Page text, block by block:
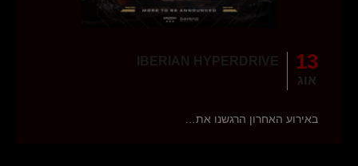
13
אוג
IBERIAN HYPERDRIVE
באירוע האחרון הרגשנו את…